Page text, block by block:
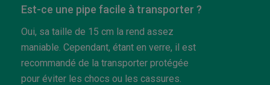
Est-ce une pipe facile à transporter ?
Oui, sa taille de 15 cm la rend assez
maniable. Cependant, étant en verre, il est
recommandé de la transporter protégée
pour éviter les chocs ou les cassures.